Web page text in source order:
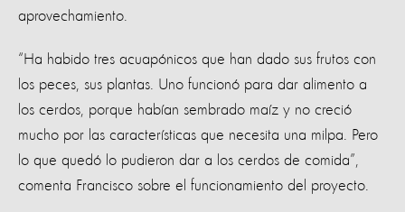
aprovechamiento.
“Ha habido tres acuapónicos que han dado sus frutos con
los peces, sus plantas. Uno funcionó para dar alimento a
los cerdos, porque habían sembrado maíz y no creció
mucho por las características que necesita una milpa. Pero
lo que quedó lo pudieron dar a los cerdos de comida”,
comenta Francisco sobre el funcionamiento del proyecto.